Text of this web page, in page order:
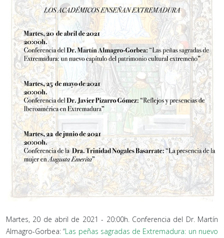
Martes, 20 de abril de 2021 - 20:00h. Conferencia del Dr. Martín
Almagro-Gorbea: “Las peñas sagradas de Extremadura: un nuevo